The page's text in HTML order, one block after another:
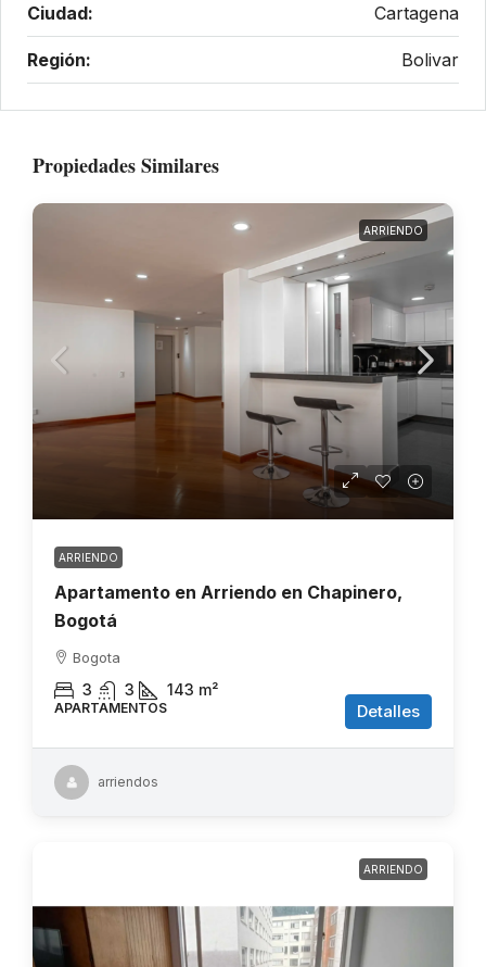
Ciudad: Cartagena
Región: Bolivar
Propiedades Similares
ARRIENDO
ARRIENDO
Apartamento en Arriendo en Chapinero,
Bogotá
Bogota
3 3 143 m²
APARTAMENTOS Detalles
arriendos
ARRIENDO